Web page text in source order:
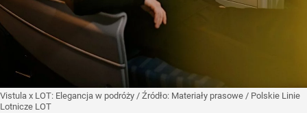
Vistula x LOT: Elegancja w podróży / Źródło: Materiały prasowe / Polskie Linie
Lotnicze LOT